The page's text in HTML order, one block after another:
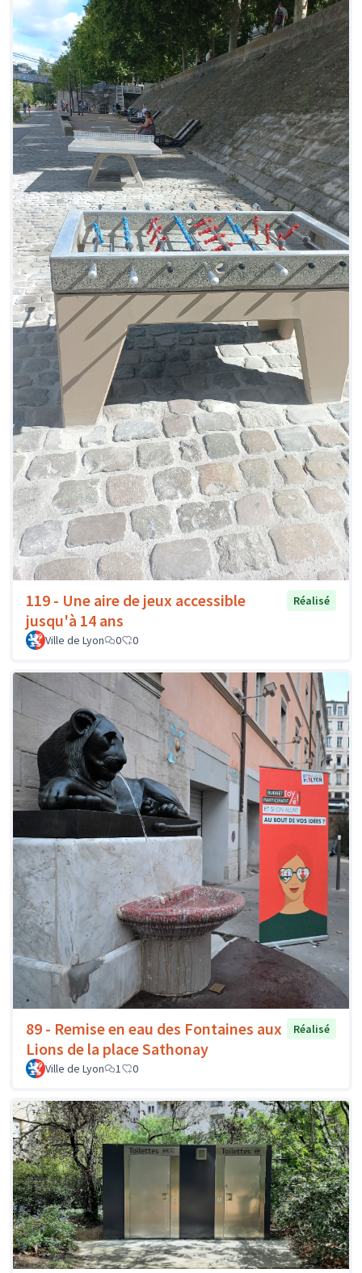
119 - Une aire de jeux accessible
jusqu'à 14 ans
Réalisé
Ville de Lyon 0 0
89 - Remise en eau des Fontaines aux
Lions de la place Sathonay
Réalisé
Ville de Lyon 1 0